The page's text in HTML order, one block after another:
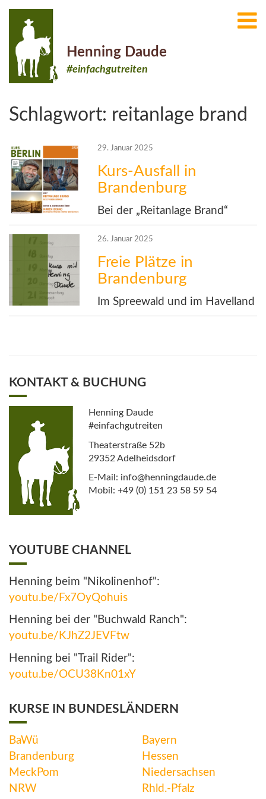
Henning Daude
#einfachgutreiten
Schlagwort: reitanlage brand
29. Januar 2025
Kurs-Ausfall in
Brandenburg
Bei der „Reitanlage Brand“
26. Januar 2025
Freie Plätze in
Brandenburg
Im Spreewald und im Havelland
KONTAKT & BUCHUNG
Henning Daude
#einfachgutreiten
Theaterstraße 52b
29352 Adelheidsdorf
E-Mail: info@henningdaude.de
Mobil: +49 (0) 151 23 58 59 54
YOUTUBE CHANNEL
Henning beim "Nikolinenhof":
youtu.be/Fx7OyQohuis
Henning bei der "Buchwald Ranch":
youtu.be/KJhZ2JEVFtw
Henning bei "Trail Rider":
youtu.be/OCU38Kn01xY
KURSE IN BUNDESLÄNDERN
BaWü
Bayern
Brandenburg
Hessen
MeckPom
Niedersachsen
NRW
Rhld.-Pfalz